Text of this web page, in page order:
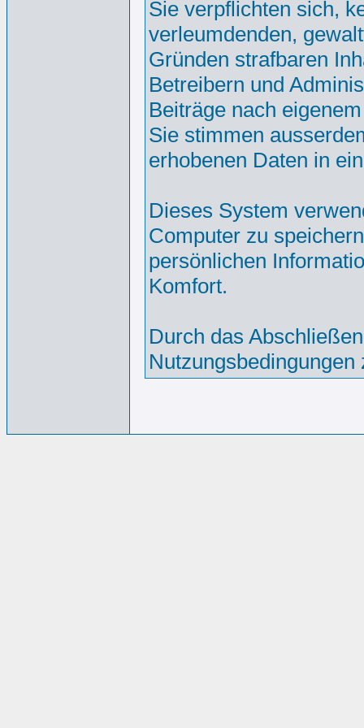
Sie verpflichten sich,
verleumdenden,
Gründen strafbaren
Betreibern und
Beiträge nach
Sie stimmen
erhobenen Daten in
Dieses System
Computer zu
persönlichen
Komfort.
Durch das
Nutzungsbedingungen